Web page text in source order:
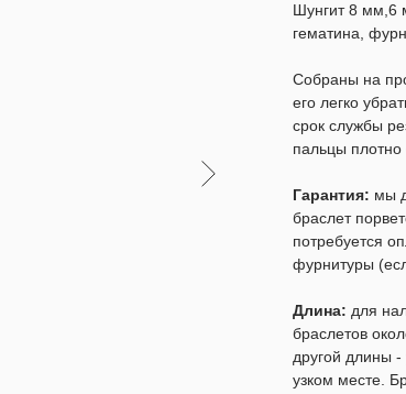
Шунгит 8 мм,6
гематина,
Собраны на
его легко
срок службы
пальцы
Гарантия: мы
браслет
потребуется
фурнитуры
Длина: для
браслетов
другой длины -
узком месте.